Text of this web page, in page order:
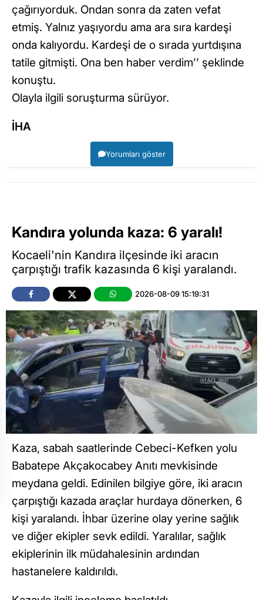
çağırıyorduk. Ondan sonra da zaten vefat
etmiş. Yalnız yaşıyordu ama ara sıra kardeşi
onda kalıyordu. Kardeşi de o sırada yurtdışına
tatile gitmişti. Ona ben haber verdim’’ şeklinde
konuştu.
Olayla ilgili soruşturma sürüyor.
İHA
Yorumları göster
Kandıra yolunda kaza: 6 yaralı!
Kocaeli'nin Kandıra ilçesinde iki aracın
çarpıştığı trafik kazasında 6 kişi yaralandı.
2026-08-09 15:19:31
Kaza, sabah saatlerinde Cebeci-Kefken yolu
Babatepe Akçakocabey Anıtı mevkisinde
meydana geldi. Edinilen bilgiye göre, iki aracın
çarpıştığı kazada araçlar hurdaya dönerken, 6
kişi yaralandı. İhbar üzerine olay yerine sağlık
ve diğer ekipler sevk edildi. Yaralılar, sağlık
ekiplerinin ilk müdahalesinin ardından
hastanelere kaldırıldı.